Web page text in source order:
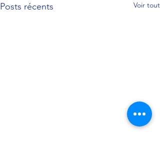
Posts récents Voir tout